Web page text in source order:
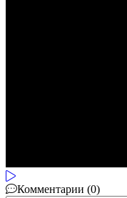
Комментарии (0)